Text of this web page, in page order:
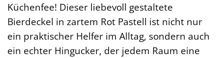
Küchenfee! Dieser liebevoll gestaltete
Bierdeckel in zartem Rot Pastell ist nicht nur
ein praktischer Helfer im Alltag, sondern auch
ein echter Hingucker, der jedem Raum eine